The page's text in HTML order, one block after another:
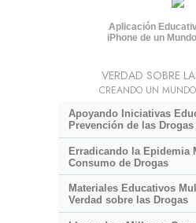
Aplicación
iPhone de un
VERDAD SOBRE
CREANDO UN
Apoyando Iniciativas
Prevención de las
Erradicando la Epidemia
Consumo de Drogas
Materiales Educativos
Verdad sobre las Drogas